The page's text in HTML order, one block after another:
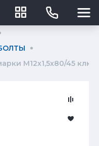
М12х1,5х80/45 ключ